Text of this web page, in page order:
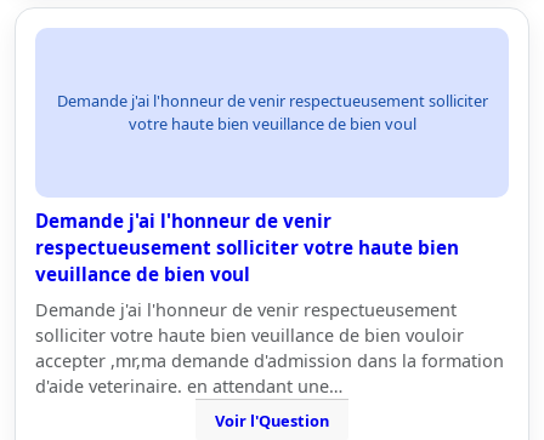
Demande j'ai l'honneur de venir respectueusement solliciter
votre haute bien veuillance de bien voul
Demande j'ai l'honneur de venir
respectueusement solliciter votre haute bien
veuillance de bien voul
Demande j'ai l'honneur de venir respectueusement
solliciter votre haute bien veuillance de bien vouloir
accepter ,mr,ma demande d'admission dans la formation
d'aide veterinaire. en attendant une…
Voir l'Question